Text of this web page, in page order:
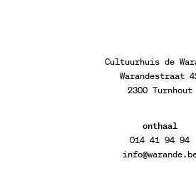
Cultuurhuis de
Warandestraat
2300 Turnhout
onthaal
014 41 94 94